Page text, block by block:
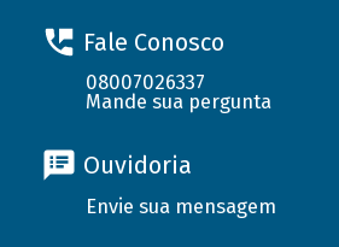
Fale Conosco
08007026337
Mande sua pergunta
Ouvidoria
Envie sua mensagem